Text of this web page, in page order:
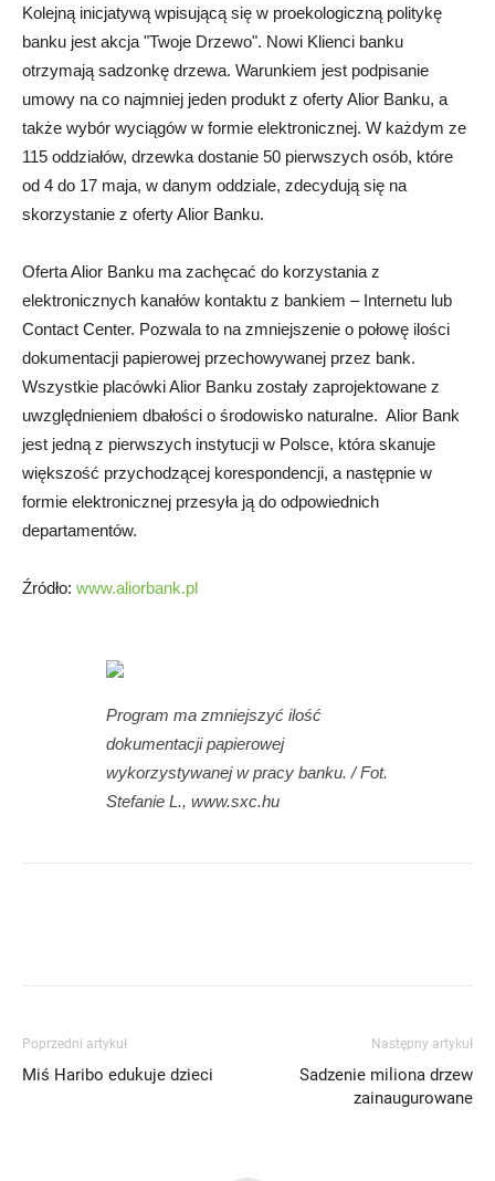
Kolejną inicjatywą wpisującą się w proekologiczną politykę
banku jest akcja "Twoje Drzewo". Nowi Klienci banku
otrzymają sadzonkę drzewa. Warunkiem jest podpisanie
umowy na co najmniej jeden produkt z oferty Alior Banku, a
także wybór wyciągów w formie elektronicznej. W każdym ze
115 oddziałów, drzewka dostanie 50 pierwszych osób, które
od 4 do 17 maja, w danym oddziale, zdecydują się na
skorzystanie z oferty Alior Banku.
Oferta Alior Banku ma zachęcać do korzystania z
elektronicznych kanałów kontaktu z bankiem – Internetu lub
Contact Center. Pozwala to na zmniejszenie o połowę ilości
dokumentacji papierowej przechowywanej przez bank.
Wszystkie placówki Alior Banku zostały zaprojektowane z
uwzględnieniem dbałości o środowisko naturalne. Alior Bank
jest jedną z pierwszych instytucji w Polsce, która skanuje
większość przychodzącej korespondencji, a następnie w
formie elektronicznej przesyła ją do odpowiednich
departamentów.
Źródło: www.aliorbank.pl
Program ma zmniejszyć ilość
dokumentacji papierowej
wykorzystywanej w pracy banku. / Fot.
Stefanie L., www.sxc.hu
Poprzedni artykuł
Miś Haribo edukuje dzieci
Następny artykuł
Sadzenie miliona drzew
zainaugurowane